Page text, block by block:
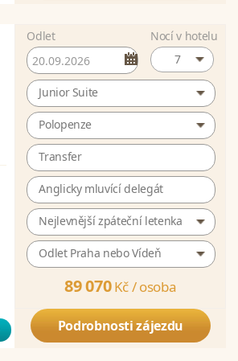
Odlet
Nocí v hotelu
7
Junior Suite
Polopenze
Transfer
Anglicky mluvící delegát
Nejlevnější zpáteční letenka
Odlet Praha nebo Vídeň
89 070 Kč /osoba
Podrobnosti zájezdu